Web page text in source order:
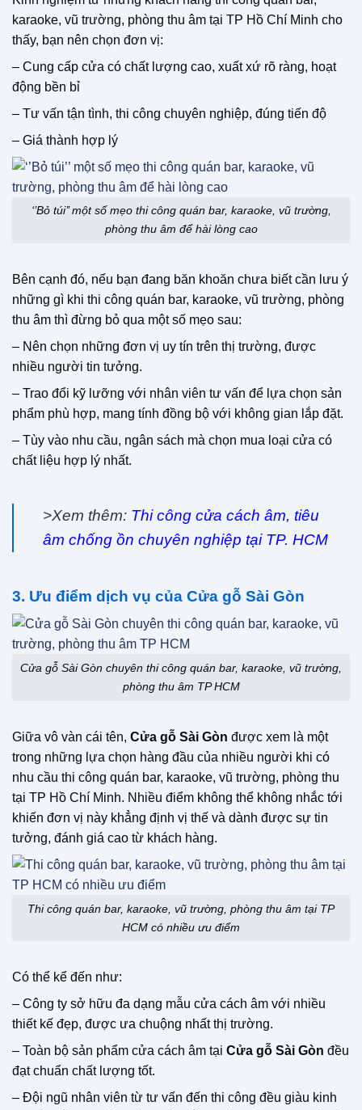
karaoke, vũ trường, phòng thu âm tại TP Hồ Chí Minh cho
thấy, bạn nên chọn đơn vị:
– Cung cấp cửa có chất lượng cao, xuất xứ rõ ràng, hoạt
động bền bỉ
– Tư vấn tận tình, thi công chuyên nghiệp, đúng tiến độ
– Giá thành hợp lý
‘’Bỏ túi’’ một số mẹo thi công quán bar, karaoke, vũ trường,
phòng thu âm để hài lòng cao
Bên cạnh đó, nếu bạn đang băn khoăn chưa biết cần lưu ý
những gì khi thi công quán bar, karaoke, vũ trường, phòng
thu âm thì đừng bỏ qua một số mẹo sau:
– Nên chọn những đơn vị uy tín trên thị trường, được
nhiều người tin tưởng.
– Trao đổi kỹ lưỡng với nhân viên tư vấn để lựa chọn sản
phẩm phù hợp, mang tính đồng bộ với không gian lắp đặt.
– Tùy vào nhu cầu, ngân sách mà chọn mua loại cửa có
chất liệu hợp lý nhất.
>Xem thêm: Thi công cửa cách âm, tiêu
âm chống ồn chuyên nghiệp tại TP. HCM
3. Ưu điểm dịch vụ của Cửa gỗ Sài Gòn
Cửa gỗ Sài Gòn chuyên thi công quán bar, karaoke, vũ trường,
phòng thu âm TP HCM
Giữa vô vàn cái tên, Cửa gỗ Sài Gòn được xem là một
trong những lựa chọn hàng đầu của nhiều người khi có
nhu cầu thi công quán bar, karaoke, vũ trường, phòng thu
tại TP Hồ Chí Minh. Nhiều điểm không thể không nhắc tới
khiến đơn vị này khẳng định vị thế và dành được sự tin
tưởng, đánh giá cao từ khách hàng.
Thi công quán bar, karaoke, vũ trường, phòng thu âm tại TP
HCM có nhiều ưu điểm
Có thể kể đến như:
– Công ty sở hữu đa dạng mẫu cửa cách âm với nhiều
thiết kế đẹp, được ưa chuộng nhất thị trường.
– Toàn bộ sản phẩm cửa cách âm tại Cửa gỗ Sài Gòn đều
đạt chuẩn chất lượng tốt.
– Đội ngũ nhân viên từ tư vấn đến thi công đều giàu kinh